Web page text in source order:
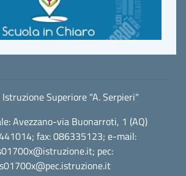
Superiore "A. Serpieri"
Avezzano-via Buonarroti, 1 (AQ)
fax: 086335123; e-mail:
; pec: